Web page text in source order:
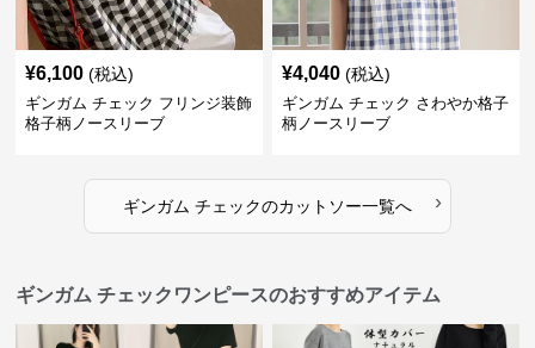
¥6,100 (税込)
ギンガム チェック フリンジ装飾
格子柄ノースリーブ
¥4,040 (税込)
ギンガム チェック さわやか格子
柄ノースリーブ
ギンガム チェックのカットソー一覧へ ›
ギンガム チェックワンピースのおすすめアイテム